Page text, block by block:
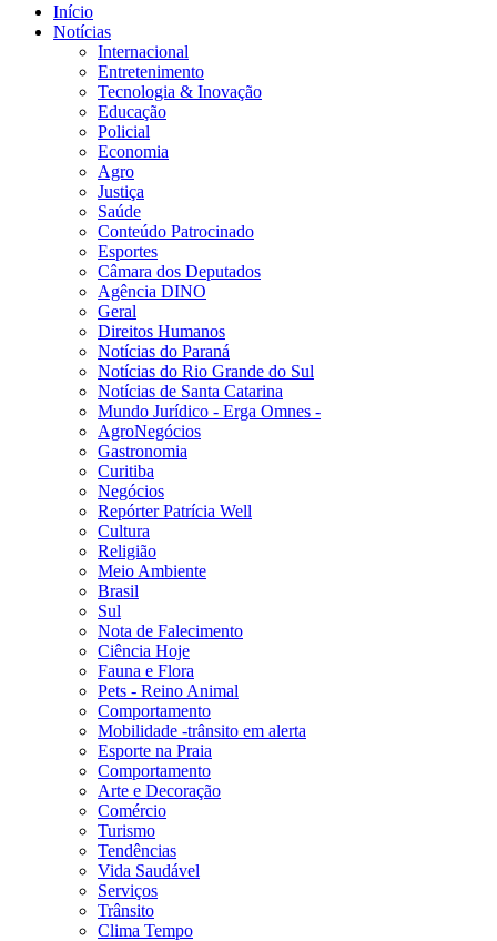
Início
Notícias
Internacional
Entretenimento
Tecnologia & Inovação
Educação
Policial
Economia
Agro
Justiça
Saúde
Conteúdo Patrocinado
Esportes
Câmara dos Deputados
Agência DINO
Geral
Direitos Humanos
Notícias do Paraná
Notícias do Rio Grande do Sul
Notícias de Santa Catarina
Mundo Jurídico - Erga Omnes -
AgroNegócios
Gastronomia
Curitiba
Negócios
Repórter Patrícia Well
Cultura
Religião
Meio Ambiente
Brasil
Sul
Nota de Falecimento
Ciência Hoje
Fauna e Flora
Pets - Reino Animal
Comportamento
Mobilidade -trânsito em alerta
Esporte na Praia
Comportamento
Arte e Decoração
Comércio
Turismo
Tendências
Vida Saudável
Serviços
Trânsito
Clima Tempo